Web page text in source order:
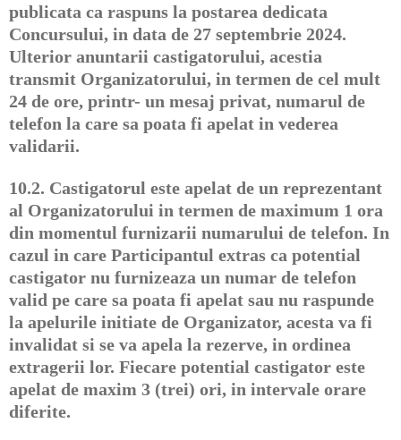
publicata ca raspuns la postarea dedicata
Concursului, in data de 27 septembrie 2024.
Ulterior anuntarii castigatorului, acestia
transmit Organizatorului, in termen de cel mult
24 de ore, printr- un mesaj privat, numarul de
telefon la care sa poata fi apelat in vederea
validarii.
10.2. Castigatorul este apelat de un reprezentant
al Organizatorului in termen de maximum 1 ora
din momentul furnizarii numarului de telefon. In
cazul in care Participantul extras ca potential
castigator nu furnizeaza un numar de telefon
valid pe care sa poata fi apelat sau nu raspunde
la apelurile initiate de Organizator, acesta va fi
invalidat si se va apela la rezerve, in ordinea
extragerii lor. Fiecare potential castigator este
apelat de maxim 3 (trei) ori, in intervale orare
diferite.